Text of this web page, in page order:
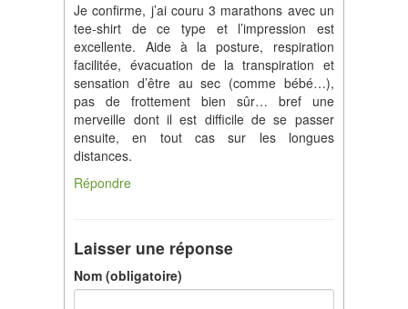
Je confirme, j’ai couru 3 marathons avec un
tee-shirt de ce type et l’impression est
excellente. Aide à la posture, respiration
facilitée, évacuation de la transpiration et
sensation d’être au sec (comme bébé…),
pas de frottement bien sûr… bref une
merveille dont il est difficile de se passer
ensuite, en tout cas sur les longues
distances.
Répondre
Laisser une réponse
Nom (obligatoire)